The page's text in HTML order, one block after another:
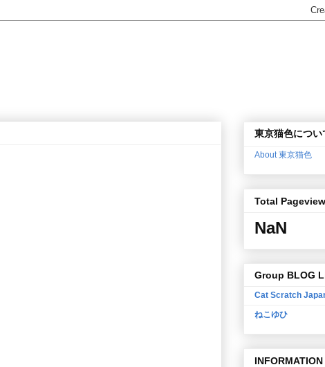
東京猫色につい
About 東京猫色
Total
NaN
Group BLOG
Cat Scratch
ねこゆひ
INFORMATION